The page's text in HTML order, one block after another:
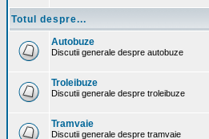
Totul despre...
Autobuze
Discutii generale despre autobuze
Troleibuze
Discutii generale despre troleibuze
Tramvaie
Discutii generale despre tramvaie